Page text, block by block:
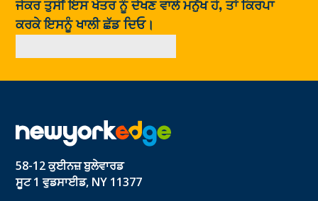
ਜੇਕਰ ਤੁਸੀਂ ਇਸ ਖੇਤਰ ਨੂੰ ਦੇਖਣ ਵਾਲੇ ਮਨੁੱਖ ਹੋ, ਤਾਂ ਕਿਰਪਾ
ਕਰਕੇ ਇਸਨੂੰ ਖਾਲੀ ਛੱਡ ਦਿਓ।
58-12 ਕੁਈਨਜ਼ ਬੁਲੇਵਾਰਡ
ਸੂਟ 1 ਵੁਡਸਾਈਡ, NY 11377